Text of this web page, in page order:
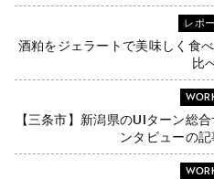
レポ
酒粕をジェラートで美味しく食
比
【三条市】新潟県のUIターン総
ンタビューの